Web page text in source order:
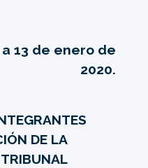
13 de enero de
2020.
DE LA